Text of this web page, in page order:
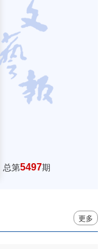
总第5497期
更多